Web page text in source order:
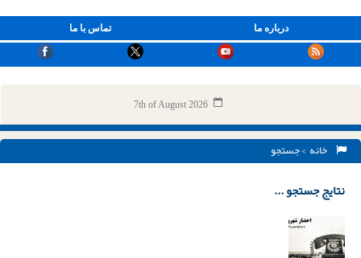
تماس با ما درباره ما
7th of August 2026
خانه > جستجو
نتایج جستجو ...